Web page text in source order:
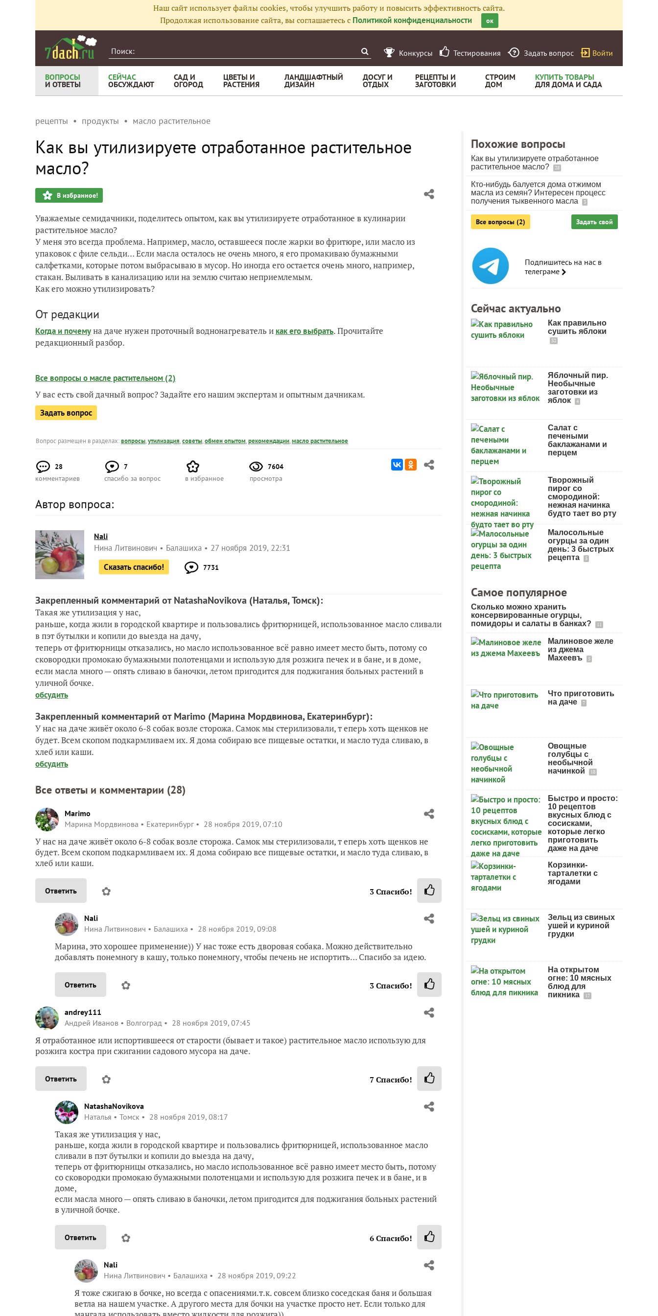
Наш сайт использует файлы cookies, чтобы улучшить работу и повысить эффективность сайта.
Продолжая использование сайта, вы соглашаетесь с Политикой конфиденциальности ок
Конкурсы Тестирования Задать вопрос Войти
ВОПРОСЫ
И ОТВЕТЫ
СЕЙЧАС
ОБСУЖДАЮТ
САД И
ОГОРОД
ЦВЕТЫ И
РАСТЕНИЯ
ЛАНДШАФТНЫЙ
ДИЗАЙН
ДОСУГ И
ОТДЫХ
РЕЦЕПТЫ И
ЗАГОТОВКИ
СТРОИМ
ДОМ
КУПИТЬ ТОВАРЫ
ДЛЯ ДОМА И САДА
рецепты продукты масло растительное
Как вы утилизируете отработанное растительное
масло?
В избранное!
Уважаемые семидачники, поделитесь опытом, как вы утилизируете отработанное в кулинарии
растительное масло?
У меня это всегда проблема. Например, масло, оставшееся после жарки во фритюре, или масло из
упаковок с филе сельди… Если масла осталось не очень много, я его промакиваю бумажными
салфетками, которые потом выбрасываю в мусор. Но иногда его остается очень много, например,
стакан. Выливать в канализацию или на землю считаю неприемлемым.
Как его можно утилизировать?
От редакции
Когда и почемуна даче нужен проточный воднонагреватель и как его выбрать. Прочитайте
редакционный разбор.
Все вопросы о масле растительном (2)
У вас есть свой дачный вопрос? Задайте его нашим экспертам и опытным дачникам.
Задать вопрос
Вопрос размещен в разделах:вопросы,утилизация,советы,обмен опытом,рекомендации,масло растительное
28
комментариев
7
спасибо за вопрос
в избранное
7604
просмотра
Автор вопроса:
Nali
Нина Литвинович Балашиха
27 ноября 2019, 22:31
Сказать спасибо!
7731
Закрепленный комментарий от NatashaNovikova (Наталья, Томск):
Такая же утилизация у нас,
раньше, когда жили в городской квартире и пользовались фритюрницей, использованное масло сливали
в пэт бутылки и копили до выезда на дачу,
теперь от фритюрницы отказались, но масло использованное всё равно имеет место быть, потому со
сковородки промокаю бумажными полотенцами и использую для розжига печек и в бане, и в доме,
если масла много — опять сливаю в баночки, летом пригодится для поджигания больных растений в
уличной бочке.
обсудить
Закрепленный комментарий от Marimo (Марина Мордвинова, Екатеринбург):
У нас на даче живёт около 6-8 собак возле сторожа. Самок мы стерилизовали, т еперь хоть щенков не
будет. Всем скопом подкармливаем их. Я дома собираю все пищевые остатки, и масло туда сливаю, в
хлеб или каши.
обсудить
Все ответы и комментарии (28)
Marimo
Марина Мордвинова
Екатеринбург 28 ноября 2019, 07:10
У нас на даче живёт около 6-8 собак возле сторожа. Самок мы стерилизовали, т еперь хоть щенков не
будет. Всем скопом подкармливаем их. Я дома собираю все пищевые остатки, и масло туда сливаю, в
хлеб или каши.
Ответить ✿ 3Спасибо!
Nali
Нина Литвинович
Балашиха 28 ноября 2019, 09:08
Марина, это хорошее применение)) У нас тоже есть дворовая собака. Можно действительно
добавлять понемногу в кашу, только понемногу, чтобы печень не испортить… Спасибо за идею.
Ответить ✿ 3Спасибо!
andrey111
Андрей Иванов
Волгоград 28 ноября 2019, 07:45
Я отработанное или испортившееся от старости (бывает и такое) растительное масло использую для
розжига костра при сжигании садового мусора на даче.
Ответить ✿ 7Спасибо!
NatashaNovikova
Наталья
Томск 28 ноября 2019, 08:17
Такая же утилизация у нас,
раньше, когда жили в городской квартире и пользовались фритюрницей, использованное масло
сливали в пэт бутылки и копили до выезда на дачу,
теперь от фритюрницы отказались, но масло использованное всё равно имеет место быть, потому
со сковородки промокаю бумажными полотенцами и использую для розжига печек и в бане, и в
доме,
если масла много — опять сливаю в баночки, летом пригодится для поджигания больных растений
в уличной бочке.
Ответить ✿ 6Спасибо!
Nali
Нина Литвинович
Балашиха 28 ноября 2019, 09:22
Я тоже сжигаю в бочке, но всегда с опасениями.т.к. совсем близко соседская баня и большая
ветла на нашем участке. А другого места для бочки на участке просто нет. Если только для
Похожие вопросы
Как вы утилизируете отработанное
растительное масло?
28
Кто-нибудь балуется дома отжимом
масла из семян? Интересен процесс
получения тыквенного масла
3
Все вопросы (2) Задать свой
Подпишитесь на нас в
телеграме
Сейчас актуально
Как правильно
сушить яблоки
32
Яблочный пир.
Необычные
заготовки из
яблок
4
Салат с
печеными
баклажанами и
перцем
Творожный
пирог со
смородиной:
нежная начинка
будто тает во рту
Малосольные
огурцы за один
день: 3 быстрых
рецепта
5
Самое популярное
Сколько можно хранить
консервированные огурцы,
помидоры и салаты в банках?
11
Малиновое желе
из джема
Махеевъ
5
Что приготовить
на даче
7
Овощные
голубцы с
необычной
начинкой
18
Быстро и просто:
10 рецептов
вкусных блюд с
сосисками,
которые легко
приготовить
даже на даче
Корзинки-
тарталетки с
ягодами
Зельц из свиных
ушей и куриной
грудки
На открытом
огне: 10 мясных
блюд для
пикника
17